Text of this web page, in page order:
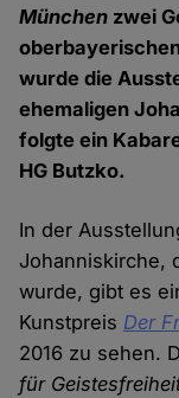
München zwei
wurde die
ehemaligen
folgte ein
HG Butzko.
In der
Johanniskirche,
wurde, gibt es
Kunstpreis Der
2016 zu sehen.
für